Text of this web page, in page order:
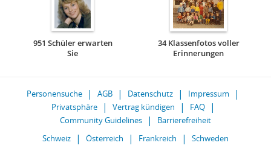
951 Schüler erwarten
Sie
34 Klassenfotos voller
Erinnerungen
Personensuche AGB Datenschutz
Impressum
Privatsphäre
Vertrag kündigen
FAQ
Community Guidelines
Barrierefreiheit
Schweiz
Österreich Frankreich Schweden